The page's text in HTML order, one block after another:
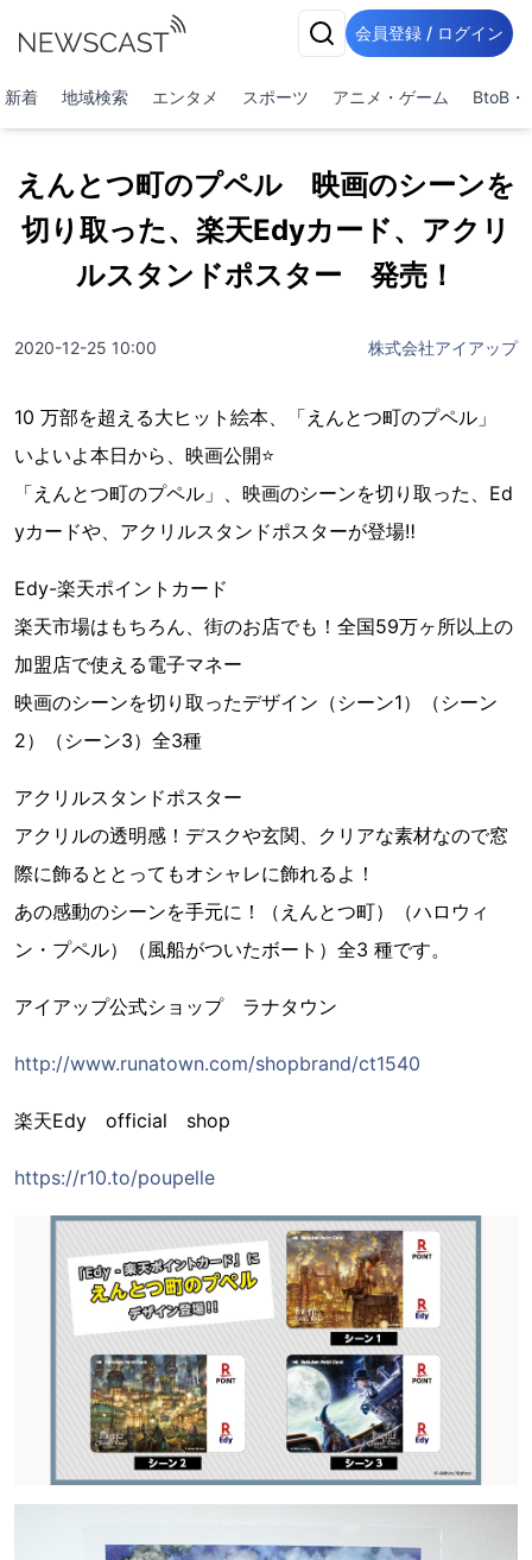
会員登録 / ログイン
新着 地域検索 エンタメ スポーツ アニメ・ゲーム BtoB・
えんとつ町のプペル 映画のシーンを
切り取った、楽天Edyカード、アクリ
ルスタンドポスター 発売！
2020-12-25 10:00 株式会社アイアップ
10 万部を超える大ヒット絵本、「えんとつ町のプペル」
いよいよ本日から、映画公開⭐️
「えんとつ町のプペル」、映画のシーンを切り取った、Ed
yカードや、アクリルスタンドポスターが登場‼️
Edy-楽天ポイントカード
楽天市場はもちろん、街のお店でも！全国59万ヶ所以上の
加盟店で使える電子マネー
映画のシーンを切り取ったデザイン（シーン1）（シーン
2）（シーン3）全3種
アクリルスタンドポスター
アクリルの透明感！デスクや玄関、クリアな素材なので窓
際に飾るととってもオシャレに飾れるよ！
あの感動のシーンを手元に！（えんとつ町）（ハロウィ
ン・プペル）（風船がついたボート）全3 種です。
アイアップ公式ショップ ラナタウン
http://www.runatown.com/shopbrand/ct1540
楽天Edy official shop
https://r10.to/poupelle